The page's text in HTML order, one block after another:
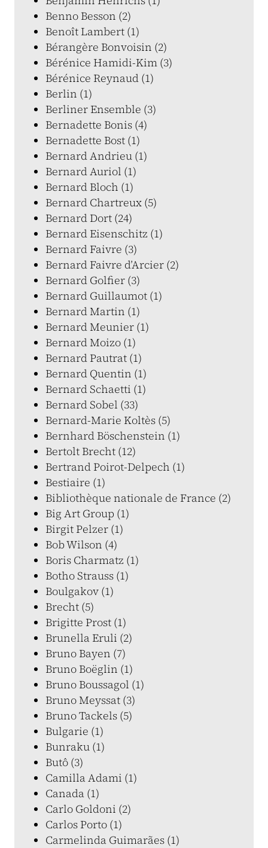
Benno Besson (2)
Benoît Lambert (1)
Bérangère Bonvoisin (2)
Bérénice Hamidi-Kim (3)
Bérénice Reynaud (1)
Berlin (1)
Berliner Ensemble (3)
Bernadette Bonis (4)
Bernadette Bost (1)
Bernard Andrieu (1)
Bernard Auriol (1)
Bernard Bloch (1)
Bernard Chartreux (5)
Bernard Dort (24)
Bernard Eisenschitz (1)
Bernard Faivre (3)
Bernard Faivre d’Arcier (2)
Bernard Golfier (3)
Bernard Guillaumot (1)
Bernard Martin (1)
Bernard Meunier (1)
Bernard Moizo (1)
Bernard Pautrat (1)
Bernard Quentin (1)
Bernard Schaetti (1)
Bernard Sobel (33)
Bernard-Marie Koltès (5)
Bernhard Böschenstein (1)
Bertolt Brecht (12)
Bertrand Poirot-Delpech (1)
Bestiaire (1)
Bibliothèque nationale de France (2)
Big Art Group (1)
Birgit Pelzer (1)
Bob Wilson (4)
Boris Charmatz (1)
Botho Strauss (1)
Boulgakov (1)
Brecht (5)
Brigitte Prost (1)
Brunella Eruli (2)
Bruno Bayen (7)
Bruno Boëglin (1)
Bruno Boussagol (1)
Bruno Meyssat (3)
Bruno Tackels (5)
Bulgarie (1)
Bunraku (1)
Butô (3)
Camilla Adami (1)
Canada (1)
Carlo Goldoni (2)
Carlos Porto (1)
Carmelinda Guimarães (1)